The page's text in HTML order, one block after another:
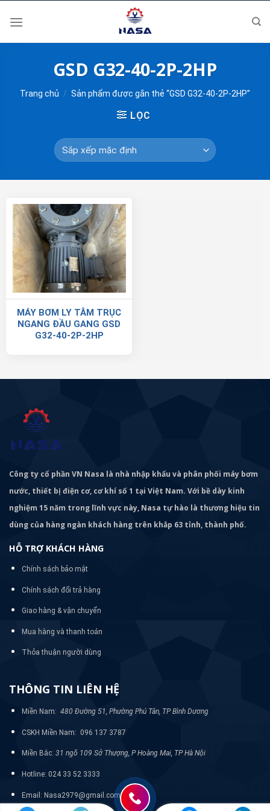
GSD G32-40-2P-2HP
Trang chủ / Sản phẩm được gắn thẻ “GSD G32-40-2P-2HP”
LỌC
MÁY BƠM LY TÂM TRỤC
NGANG ĐẦU GANG GSD
G32-40-2P-2HP
Công ty cổ phần VN Nasa là nhà nhập khẩu và phân phối máy bơm
nước, thiết bị điện cơ, cơ khí số 1 tại Việt Nam. Với bề dày kinh
nghiệm 15 năm trong lĩnh vực này, Nasa tự hào là thương hiệu tin
dùng của hàng ngàn khách hàng trên khắp 63 tỉnh, thành phố.
HỖ TRỢ KHÁCH HÀNG
Chính sách bảo mật
Chính sách đổi trả hàng
Giao hàng & vận chuyển
Mua hàng và thanh toán
Thỏa thuận người dùng
THÔNG TIN LIÊN HỆ
Miền Nam: 480 Đường 51, Phường Phú Tân, TP Bình Dương
CSKH Miền Nam: 096 137 3787
Miền Bắc: 31 ngõ 109 Sở Thượng, P Hoàng Mai, TP Hà Nội
Hotline: 024 33 52 3333
Email: Nasa2979@gmail.com